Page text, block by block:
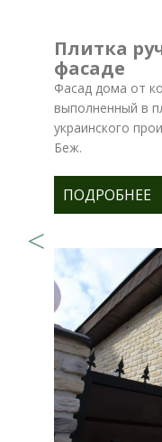
Плитка
фасаде
Фасад дома от
выполненный в
украинского
Беж.
ПОДРОБНЕЕ